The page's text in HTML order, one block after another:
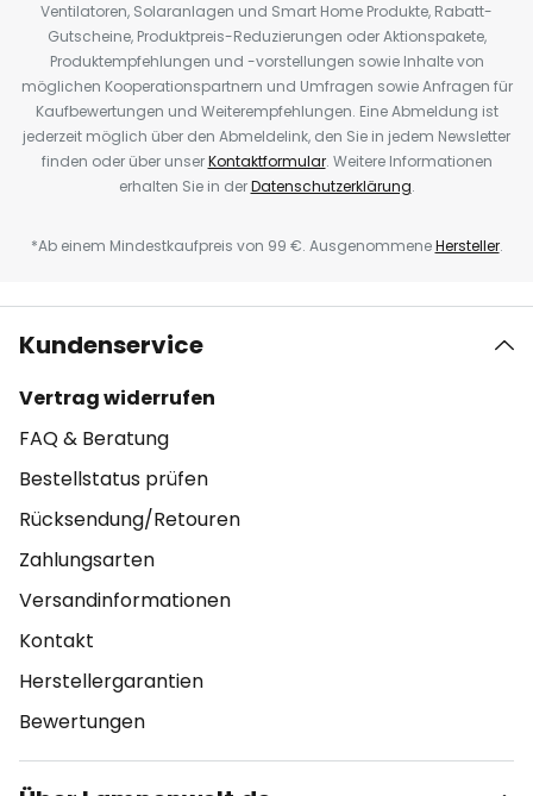
Ventilatoren, Solaranlagen und Smart Home Produkte, Rabatt-
Gutscheine, Produktpreis-Reduzierungen oder Aktionspakete,
Produktempfehlungen und -vorstellungen sowie Inhalte von
möglichen Kooperationspartnern und Umfragen sowie Anfragen für
Kaufbewertungen und Weiterempfehlungen. Eine Abmeldung ist
jederzeit möglich über den Abmeldelink, den Sie in jedem Newsletter
finden oder über unserKontaktformular. Weitere Informationen
erhalten Sie in derDatenschutzerklärung.
*Ab einem Mindestkaufpreis von 99 €. AusgenommeneHersteller.
Kundenservice
Vertrag widerrufen
FAQ & Beratung
Bestellstatus prüfen
Rücksendung/Retouren
Zahlungsarten
Versandinformationen
Kontakt
Herstellergarantien
Bewertungen